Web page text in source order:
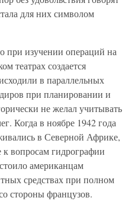
для них символом
при изучении операций на
театрах создается
в параллельных
при планировании и
не желал учитывать
Когда в ноябре 1942 года
в Северной Африке,
к вопросам гидрографии
американцам
средствах при полном
стороны французов.